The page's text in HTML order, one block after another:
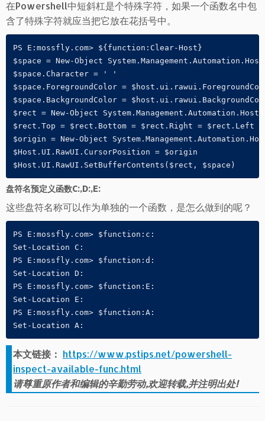
在Powershell中短斜杠是个特殊字符，如果一个函数名中包
含了特殊字符就应当把它放在花括号中。
PS E:mossfly.com> ${function:Clear-Host}
$space = New-Object
$space.Character = ' '
$space.ForegroundColor =
$space.BackgroundColor =
$rect = New-Object
$rect.Top = $rect.Bottom = $rect.Right = $rect.Left
$origin = New-Object
$Host.UI.RawUI.CursorPosition = $origin
$Host.UI.RawUI.SetBufferContents($rect, $space)
盘符名预定义函数C:,D:,E:
这些盘符名称可以作为单独的一个函数，是怎么做到的呢？
PS E:mossfly.com> $function:c:
Set-Location C:
PS E:mossfly.com> $function:d:
Set-Location D:
PS E:mossfly.com> $function:E:
Set-Location E:
PS E:mossfly.com> $function:A:
Set-Location A:
本文链接： https://www.pstips.net/powershell-
inspect-available-func.html
请尊重原作者和编辑的辛勤劳动,欢迎转载,并注明出处!